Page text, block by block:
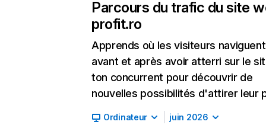
Parcours du trafic du site
profit.ro
Apprends où les visiteurs naviguent
avant et après avoir atterri sur le
ton concurrent pour découvrir de
nouvelles possibilités d'attirer leur
Ordinateur juin 2026